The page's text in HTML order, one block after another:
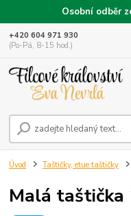
Osobní odběr
+420 604 971 930
(Po-Pá, 8-15 hod.)
Úvod Taštičky, etue taštičky
Malá taštička